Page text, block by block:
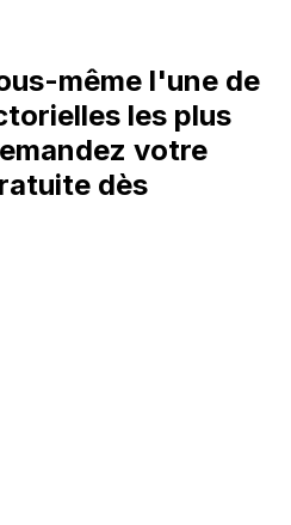
même l'une de
les plus
votre
dès